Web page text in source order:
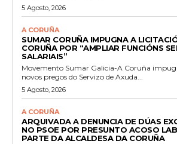
5 Agosto, 2026
A CORUÑA
SUMAR CORUÑA IMPUGNA A
CORUÑA POR “AMPLIAR FUNCIÓNS
SALARIAIS”
Movemento Sumar Galicia-A Coruña
novos pregos do Servizo de Axuda...
5 Agosto, 2026
A CORUÑA
ARQUIVADA A DENUNCIA DE DÚAS
NO PSOE POR PRESUNTO ACOSO
PARTE DA ALCALDESA DA CORUÑA